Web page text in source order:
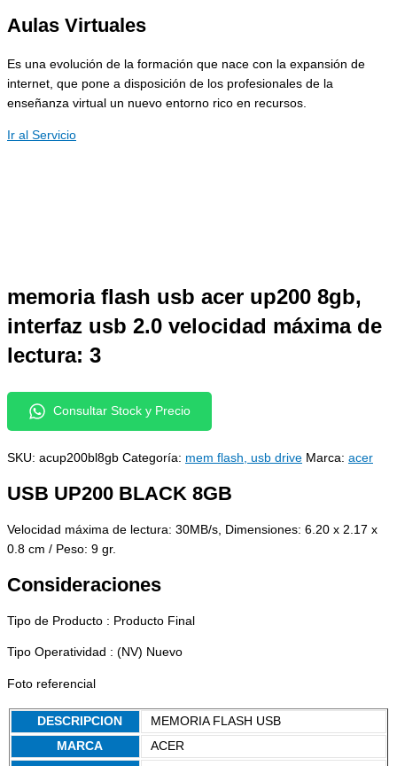
Aulas Virtuales
Es una evolución de la formación que nace con la expansión de
internet, que pone a disposición de los profesionales de la
enseñanza virtual un nuevo entorno rico en recursos.
Ir al Servicio
memoria flash usb acer up200 8gb,
interfaz usb 2.0 velocidad máxima de
lectura: 3
Consultar Stock y Precio
SKU: acup200bl8gb Categoría: mem flash, usb drive Marca: acer
USB UP200 BLACK 8GB
Velocidad máxima de lectura: 30MB/s, Dimensiones: 6.20 x 2.17 x
0.8 cm / Peso: 9 gr.
Consideraciones
Tipo de Producto : Producto Final
Tipo Operatividad : (NV) Nuevo
Foto referencial
DESCRIPCION
MEMORIA FLASH USB
MARCA
ACER